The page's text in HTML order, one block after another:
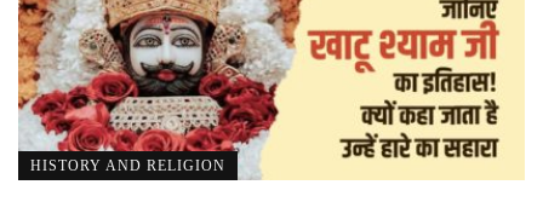
HISTORY AND RELIGION